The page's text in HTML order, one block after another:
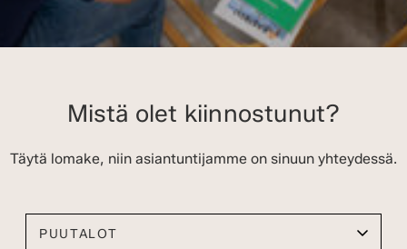
Mistä olet kiinnostunut?
Täytä lomake, niin asiantuntijamme on sinuun yhteydessä.